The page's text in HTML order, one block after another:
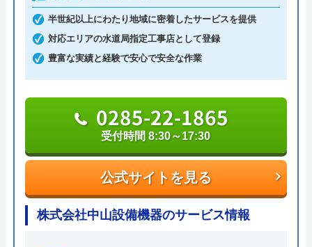
半世紀以上にわたり地域に密着したサービスを提供
対応エリアの水道局指定工事店として登録
豊富な実績と経験で安心で安全な作業
公式サイトを見る
0285-22-1865
受付時間 8:30～17:30
株式会社中山設備機器のサービス情報